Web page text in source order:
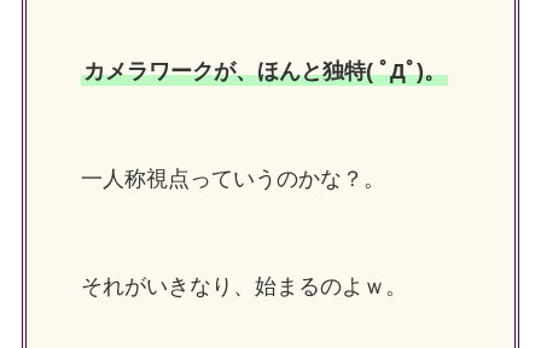
カメラワークが、ほんと独特( ﾟДﾟ)。
一人称視点っていうのかな？。
それがいきなり、始まるのよｗ。